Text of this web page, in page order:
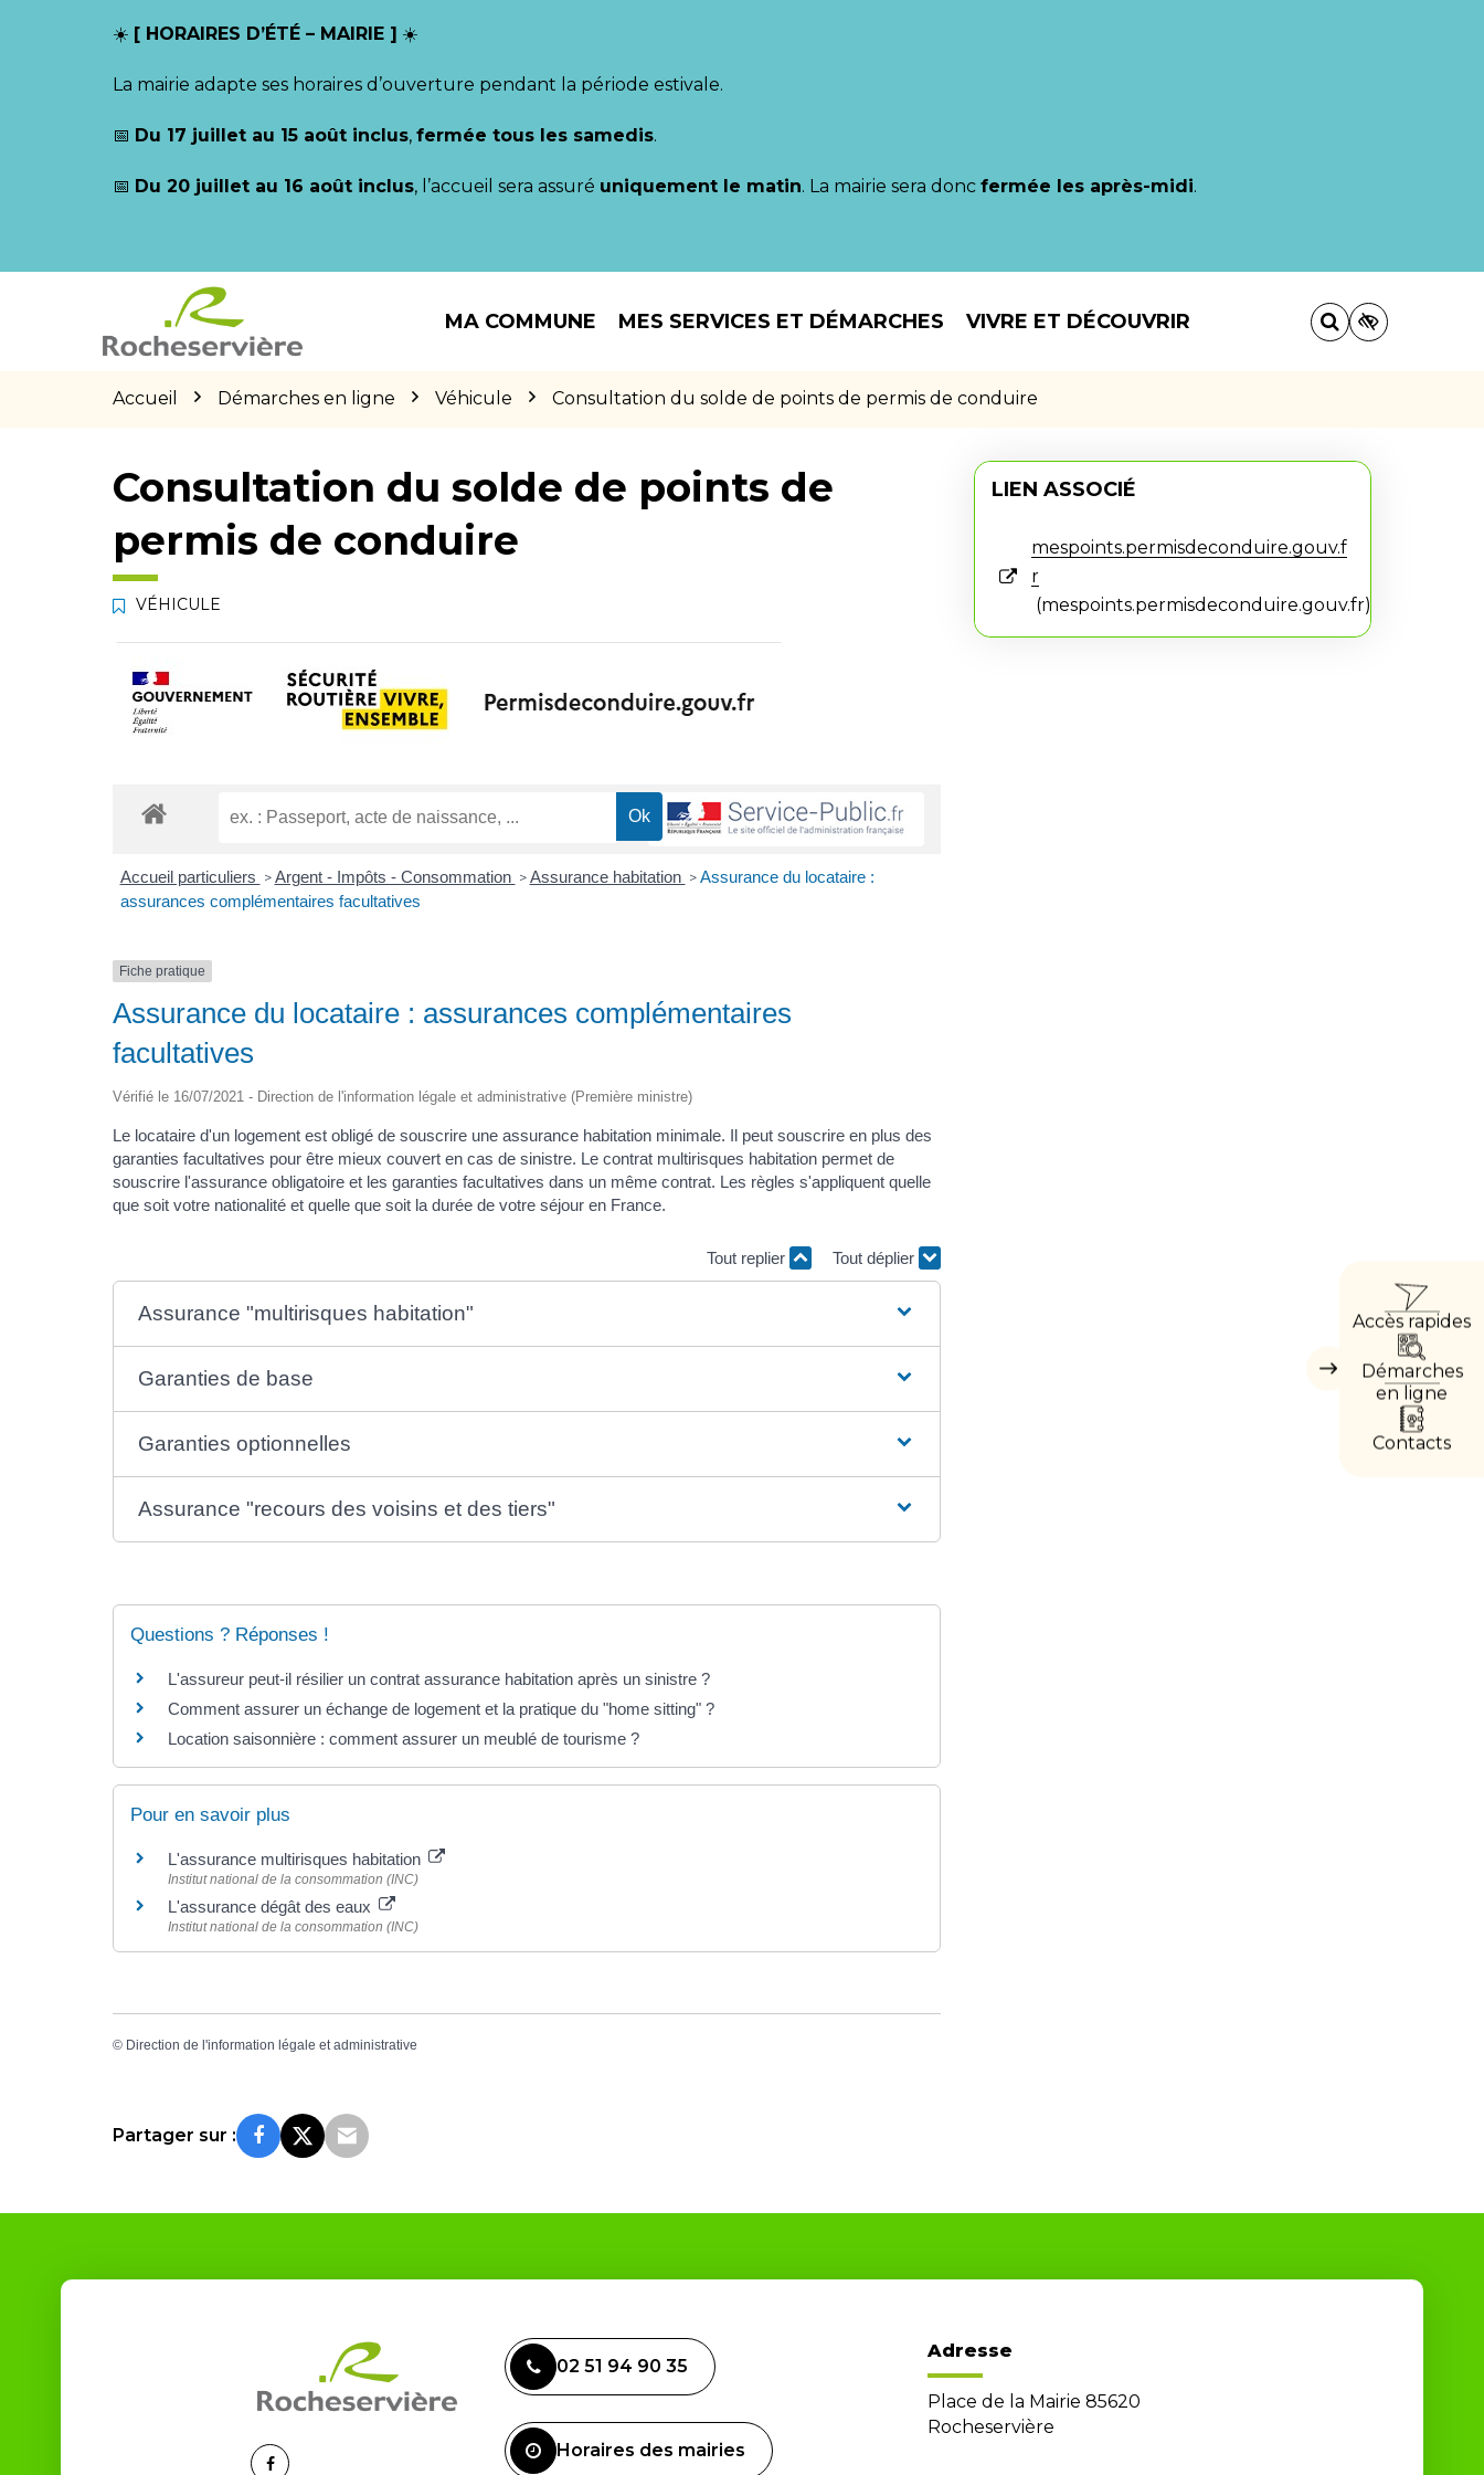
☀️ [ HORAIRES D’ÉTÉ – MAIRIE ] ☀️
La mairie adapte ses horaires d’ouverture pendant la période estivale.
📅 Du 17 juillet au 15 août inclus, fermée tous les samedis.
📅 Du 20 juillet au 16 août inclus, l’accueil sera assuré uniquement le matin. La mairie sera donc fermée les après-midi.
MA COMMUNE MES SERVICES ET DÉMARCHES VIVRE ET DÉCOUVRIR
Accueil Démarches en ligne Véhicule Consultation du solde de points de permis de conduire
Masquer
Accès rapides
Démarches
en ligne
Contacts
Consultation du solde de points de
permis de conduire
VÉHICULE
Accueil particuliers > Argent - Impôts - Consommation > Assurance habitation > Assurance du locataire :
assurances complémentaires facultatives
Fiche pratique
Assurance du locataire : assurances complémentaires
facultatives
Vérifié le 16/07/2021 - Direction de l'information légale et administrative (Première ministre)
Le locataire d'un logement est obligé de souscrire une assurance habitation minimale. Il peut souscrire en plus des
garanties facultatives pour être mieux couvert en cas de sinistre. Le contrat multirisques habitation permet de
souscrire l'assurance obligatoire et les garanties facultatives dans un même contrat. Les règles s'appliquent quelle
que soit votre nationalité et quelle que soit la durée de votre séjour en France.
Tout replier Tout déplier
Assurance "multirisques habitation"
Garanties de base
Garanties optionnelles
Assurance "recours des voisins et des tiers"
Questions ? Réponses !
L'assureur peut-il résilier un contrat assurance habitation après un sinistre ?
Comment assurer un échange de logement et la pratique du "home sitting" ?
Location saisonnière : comment assurer un meublé de tourisme ?
Pour en savoir plus
L'assurance multirisques habitation
Institut national de la consommation (INC)
L'assurance dégât des eaux
Institut national de la consommation (INC)
© Direction de l'information légale et administrative
LIEN ASSOCIÉ
mespoints.permisdeconduire.gouv.f
r
mespoints.permisdeconduire.gouv.fr
Partager sur :
02 51 94 90 35
Horaires des mairies
Adresse
Place de la Mairie 85620
Rocheservière